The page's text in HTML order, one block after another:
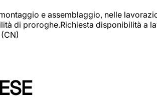
e assemblaggio, nelle
di proroghe.Richiesta disponibilità a